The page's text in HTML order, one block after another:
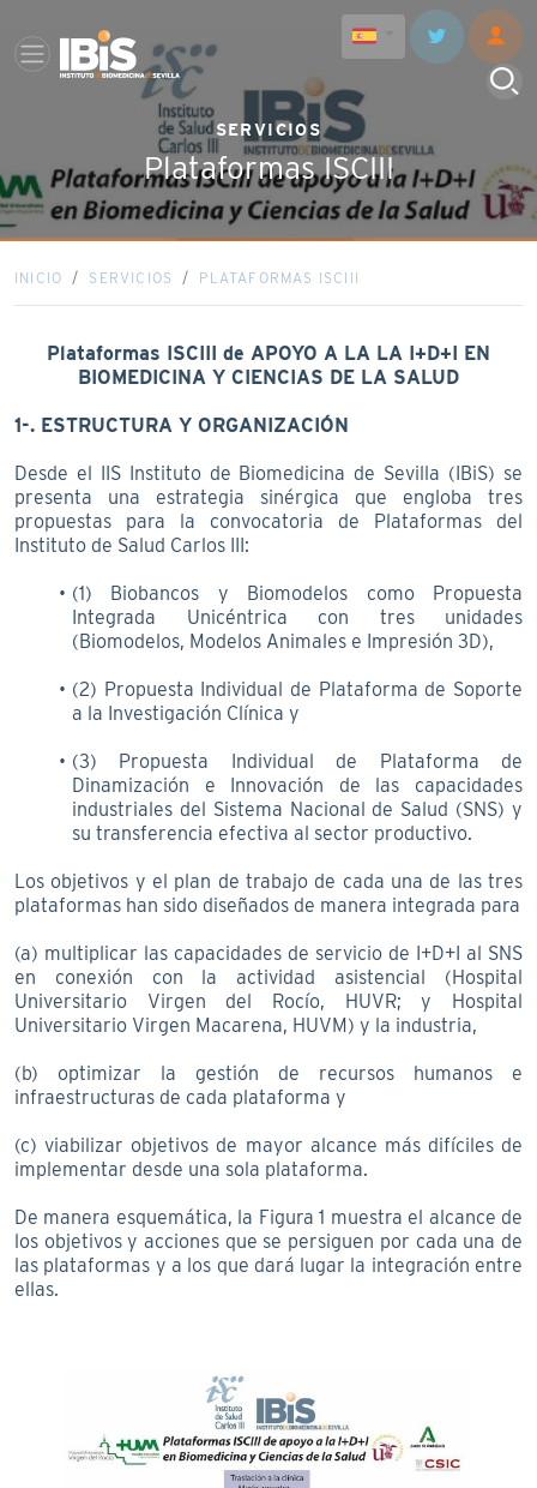
SERVICIOS
Plataformas ISCIII
INICIO SERVICIOS PLATAFORMAS ISCIII
Plataformas ISCIII de APOYO A LA LA I+D+I EN
BIOMEDICINA Y CIENCIAS DE LA SALUD
1-. ESTRUCTURA Y ORGANIZACIÓN
Desde el IIS Instituto de Biomedicina de Sevilla (IBiS) se
presenta una estrategia sinérgica que engloba tres
propuestas para la convocatoria de Plataformas del
Instituto de Salud Carlos III:
(1) Biobancos y Biomodelos como Propuesta
Integrada Unicéntrica con tres unidades
(Biomodelos, Modelos Animales e Impresión 3D),
(2) Propuesta Individual de Plataforma de Soporte
a la Investigación Clínica y
(3) Propuesta Individual de Plataforma de
Dinamización e Innovación de las capacidades
industriales del Sistema Nacional de Salud (SNS) y
su transferencia efectiva al sector productivo.
Los objetivos y el plan de trabajo de cada una de las tres
plataformas han sido diseñados de manera integrada para
(a) multiplicar las capacidades de servicio de I+D+I al SNS
en conexión con la actividad asistencial (Hospital
Universitario Virgen del Rocío, HUVR; y Hospital
Universitario Virgen Macarena, HUVM) y la industria,
(b) optimizar la gestión de recursos humanos e
infraestructuras de cada plataforma y
(c) viabilizar objetivos de mayor alcance más difíciles de
implementar desde una sola plataforma.
De manera esquemática, la Figura 1 muestra el alcance de
los objetivos y acciones que se persiguen por cada una de
las plataformas y a los que dará lugar la integración entre
ellas.